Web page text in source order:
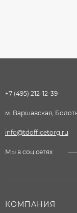
+7 (495) 212-12-39
м. Варшавская,
info@tdofficetorg.ru
Мы в соц.сетях
КОМПАНИЯ